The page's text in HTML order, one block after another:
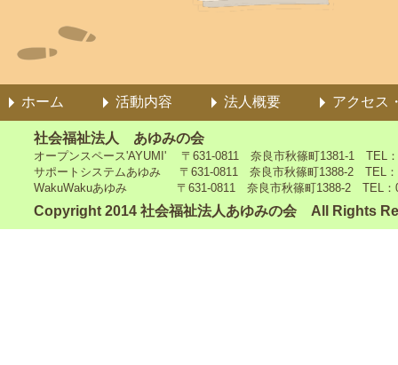
ホーム 活動内容 法人概要 アクセス
社会福祉法人 あゆみの会
オープンスペース'AYUMI' 〒631-0811 奈良市秋篠町1381-1 TEL
サポートシステムあゆみ 〒631-0811 奈良市秋篠町1388-2 TEL：
WakuWakuあゆみ 〒631-0811 奈良市秋篠町1388-2 TEL：
Copyright 2014 社会福祉法人あゆみの会 All Rights